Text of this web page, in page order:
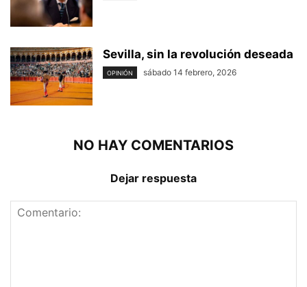
Sevilla, sin la revolución deseada
OPINIÓN sábado 14 febrero, 2026
NO HAY COMENTARIOS
Dejar respuesta